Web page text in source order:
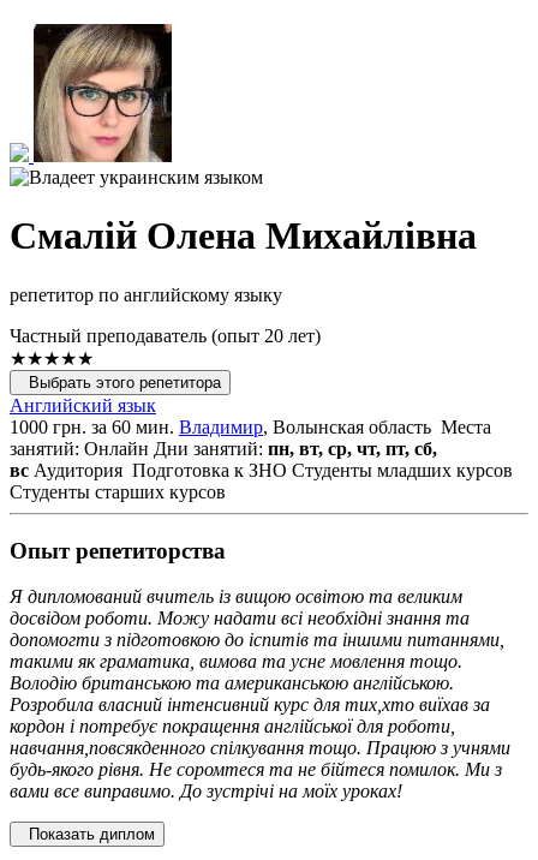
Смалій Олена Михайлівна
репетитор по английскому языку
Частный преподаватель (опыт 20 лет)
★★★★★
Выбрать этого репетитора
Английский язык
1000 грн. за 60 мин. Владимир, Волынская область Места
занятий: Онлайн Дни занятий: пн, вт, ср, чт, пт, сб,
вс Аудитория Подготовка к ЗНО Студенты младших курсов
Студенты старших курсов
Опыт репетиторства
Я дипломований вчитель із вищою освітою та великим
досвідом роботи. Можу надати всі необхідні знання та
допомогти з підготовкою до іспитів та іншими питаннями,
такими як граматика, вимова та усне мовлення тощо.
Володію британською та американською англійською.
Розробила власний інтенсивний курс для тих,хто виїхав за
кордон і потребує покращення англійської для роботи,
навчання,повсякденного спілкування тощо. Працюю з учнями
будь-якого рівня. Не соромтеся та не бійтеся помилок. Ми з
вами все виправимо. До зустрічі на моїх уроках!
Показать диплом